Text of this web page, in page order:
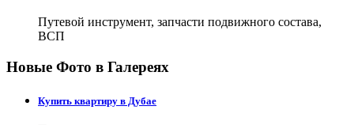
Путевой инструмент, запчасти подвижного состава,
ВСП
Новые Фото в Галереях
Купить квартиру в Дубае